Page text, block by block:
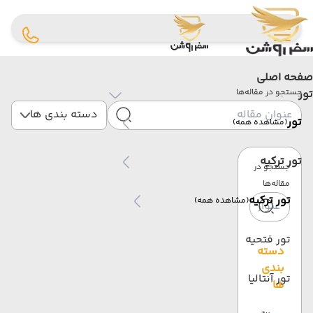
صفحه اصلی
تور
تور(مشاهده همه)
تور ترکیه
تور ترکیه(مشاهده همه)
تور فتحیه
تور آنتالیا
جستجو در مقاله‌ها
دسته بندی ها
جستجو در
مقاله‌ها
دسته
بندی
ها